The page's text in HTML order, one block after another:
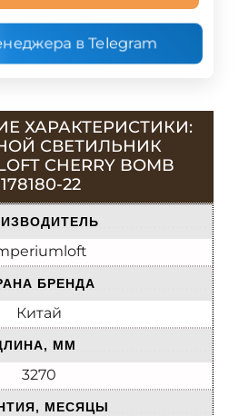
в Telegram
ХАРАКТЕРИСТИКИ:
СВЕТИЛЬНИК
CHERRY BOMB
178180-22
БРЕНДА
Китай
ММ
3270
МЕСЯЦЫ